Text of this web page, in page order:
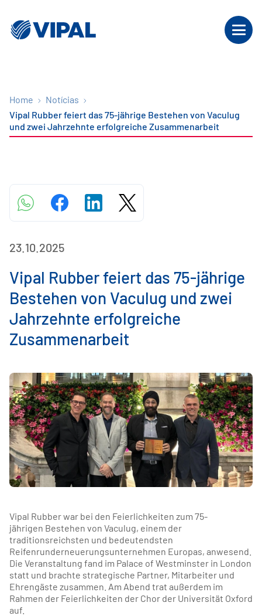
Home
Notícias
Vipal Rubber feiert das 75-jährige Bestehen von Vaculug
und zwei Jahrzehnte erfolgreiche Zusammenarbeit
23.10.2025
Vipal Rubber feiert das 75-jährige
Bestehen von Vaculug und zwei
Jahrzehnte erfolgreiche
Zusammenarbeit
Vipal Rubber war bei den Feierlichkeiten zum 75-
jährigen Bestehen von Vaculug, einem der
traditionsreichsten und bedeutendsten
Reifenrunderneuerungsunternehmen Europas, anwesend.
Die Veranstaltung fand im Palace of Westminster in London
statt und brachte strategische Partner, Mitarbeiter und
Ehrengäste zusammen. Am Abend trat außerdem im
Rahmen der Feierlichkeiten der Chor der Universität Oxford
auf.